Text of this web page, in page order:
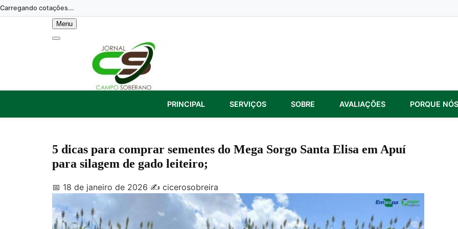
Skip
to
Carregando cotações...
Menu
PRINCIPAL SERVIÇOS SOBRE AVALIAÇÕES PORQUE NÓS
5 dicas para comprar sementes do Mega Sorgo Santa Elisa em Apuí
para silagem de gado leiteiro;
📅 18 de janeiro de 2026 ✍️ cicerosobreira